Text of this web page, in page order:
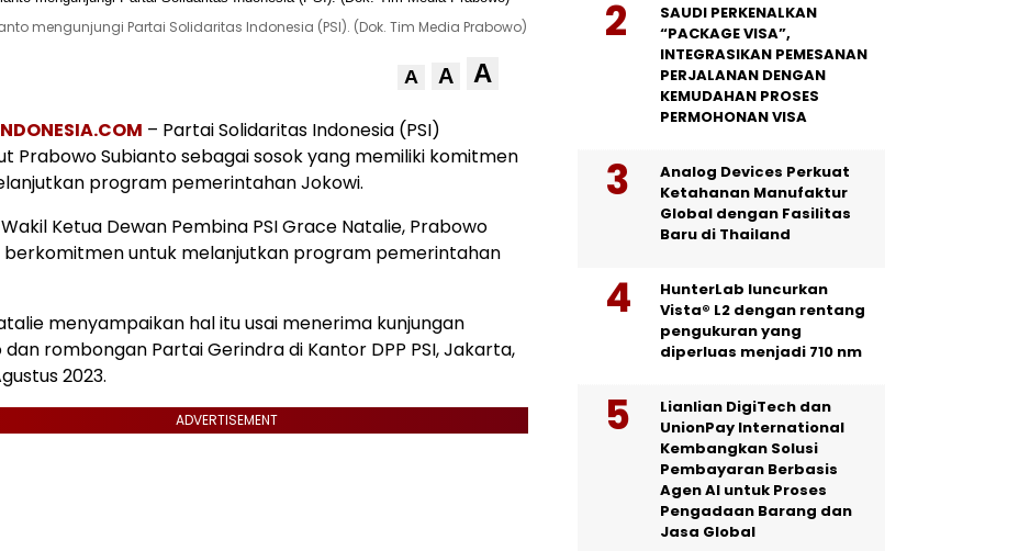
mengunjungi Partai Solidaritas Indonesia (PSI). (Dok. Tim Media Prabowo)
A A A
– Partai Solidaritas Indonesia (PSI)
Prabowo Subianto sebagai sosok yang memiliki komitmen
program pemerintahan Jokowi.
Ketua Dewan Pembina PSI Grace Natalie, Prabowo
berkomitmen untuk melanjutkan program pemerintahan
menyampaikan hal itu usai menerima kunjungan
rombongan Partai Gerindra di Kantor DPP PSI, Jakarta,
2023.
ADVERTISEMENT
SAUDI PERKENALKAN
“PACKAGE VISA”,
INTEGRASIKAN PEMESANAN
PERJALANAN DENGAN
KEMUDAHAN PROSES
PERMOHONAN VISA
Analog Devices Perkuat
Ketahanan Manufaktur
Global dengan Fasilitas
Baru di Thailand
HunterLab luncurkan
Vista® L2 dengan rentang
pengukuran yang
diperluas menjadi 710 nm
Lianlian DigiTech dan
UnionPay International
Kembangkan Solusi
Pembayaran Berbasis
Agen AI untuk Proses
Pengadaan Barang dan
Jasa Global